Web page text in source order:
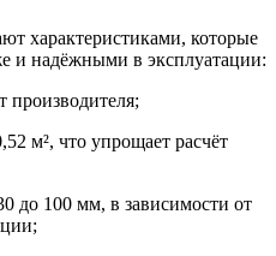
характеристиками, которые
и надёжными в эксплуатации:
производителя;
м², что упрощает расчёт
до 100 мм, в зависимости от